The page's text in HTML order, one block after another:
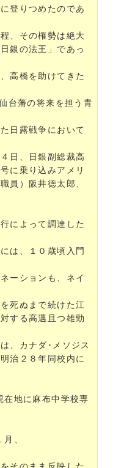
登りつめたのであ
、その権勢は絶大
銀の法王」であっ
高橋を助けてきた
台藩の将来を担う青
日露戦争において
日、日銀副総裁高
に乗り込みアメリ
員）阪井徳太郎、
によって調達した
は、１０歳頃入門
ーションも、ネイ
死ぬまで続けた江
する高邁且つ雄勁
、カナダ･メソジス
治２８年同校内に
在地に麻布中学校専
、